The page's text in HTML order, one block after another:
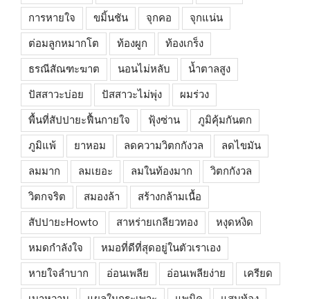
การหายใจ ขมิ้นชัน จุกคอ จุกแน่น
ต่อมลูกหมากโต ท้องผูก ท้องเกร็ง
ธรณีสัณฑะฆาต นอนไม่หลับ น้ำตาลสูง
ปัสสาวะบ่อย ปัสสาวะไม่พุ่ง ผมร่วง
พื้นที่สัปปายะฟื้นกายใจ ฟุ้งซ่าน ภูมิคุ้มกันตก
ภูมิแพ้ ยาหอม ลดความวิตกกังวล ลดไขมัน
ลมมาก ลมเยอะ ลมในท้องมาก วิตกกังวล
วิตกจริต สมองล้า สร้างกล้ามเนื้อ
สัปปายะHowto สาหร่ายเกลียวทอง หงุดหงิด
หมดกำลังใจ หมอที่ดีที่สุดอยู่ในตัวเราเอง
หายใจลำบาก อ่อนเพลีย อ่อนเพลียง่าย เครียด